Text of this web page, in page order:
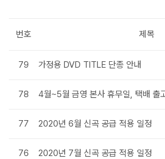
번호 제목
79 가정용 DVD TITLE 단종 안내
78 4월~5월 금영 본사 휴무일, 택배 출
77 2020년 6월 신곡 공급 적용 일정
76 2020년 7월 신곡 공급 적용 일정